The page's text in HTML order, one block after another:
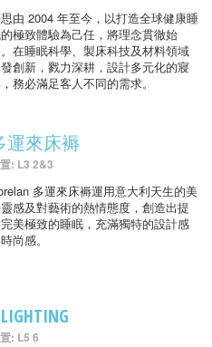
由 2004 年至今，以打造全球健康睡
極致體驗為己任，將理念貫徹始
在睡眠科學、製床科技及材料領域
創新，戮力深耕，設計多元化的寢
務必滿足客人不同的需求。
運來床褥
: L3 2&3
多運來床褥運用意大利天生的美
感及對藝術的熱情態度，創造出提
美極致的睡眠，充滿獨特的設計感
尚感。
: L5 6